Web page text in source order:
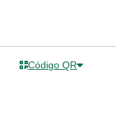
Código QR